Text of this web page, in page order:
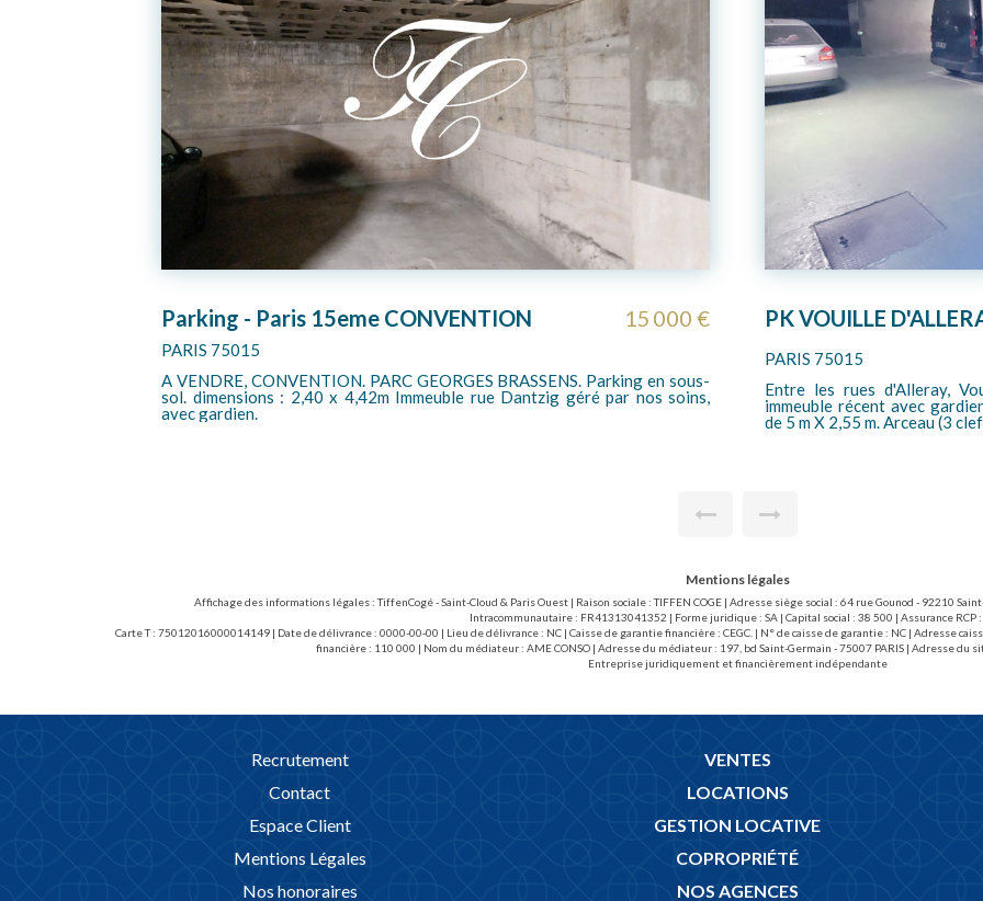
PK VOUILLE D'ALLERAY 21 000 €
PARIS 75015
Entre les rues d'Alleray, Vouillé, Thiboumery et Brancion, au sein d'un
immeuble récent avec gardien, au 4ème sous-sol, emplacement de parking
de 5 m X 2,55 m. Arceau (3 clefs).
Parkings - Paris
PARIS 75015
A VENDRE, CONVENTION.
sous-sol et en enfilade.
géré par nos soins, avec
Mentions légales
Affichage des informations légales : TiffenCogé - Saint-Cloud & Paris Ouest | Raison sociale : TIFFEN COGE | Adresse siège social : 64 rue Gounod - 92210
Intracommunautaire : FR41313041352 | Forme juridique : SA | Capital social : 38 500 | Assurance RCP :
Carte T : 75012016000014149 | Date de délivrance : 0000-00-00 | Lieu de délivrance : NC | Caisse de garantie financière : CEGC. | N° de caisse de garantie : NC | Adresse
financière : 110 000 | Nom du médiateur : AME CONSO | Adresse du médiateur : 197, bd Saint-Germain - 75007 PARIS | Adresse du
Entreprise juridiquement et financièrement indépendante
Recrutement
Contact
Espace Client
Mentions Légales
Nos honoraires
VENTES
LOCATIONS
GESTION LOCATIVE
COPROPRIÉTÉ
NOS AGENCES